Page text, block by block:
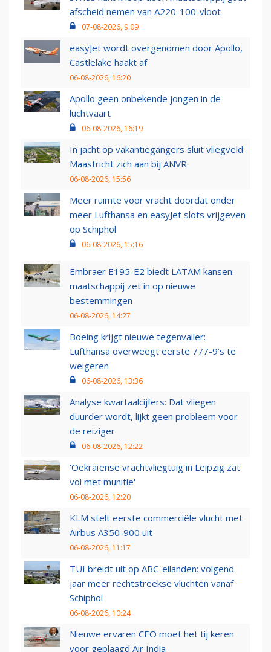
afscheid nemen van A220-100-vloot
07-08-2026, 9:09
easyJet wordt overgenomen door Apollo,
Castlelake haakt af
06-08-2026, 16:20
Apollo geen onbekende jongen in de
luchtvaart
06-08-2026, 16:19
In jacht op vakantiegangers sluit vliegveld
Maastricht zich aan bij ANVR
06-08-2026, 15:56
Meer ruimte voor vracht doordat onder
meer Lufthansa en easyJet slots vrijgeven
op Schiphol
06-08-2026, 15:16
Embraer E195-E2 biedt LATAM kansen:
maatschappij zet in op nieuwe
bestemmingen
06-08-2026, 14:27
Boeing krijgt nieuwe tegenvaller:
Lufthansa overweegt eerste 777-9’s te
weigeren
06-08-2026, 13:36
Analyse kwartaalcijfers: Dat vliegen
duurder wordt, lijkt geen probleem voor
de reiziger
06-08-2026, 12:22
'Oekraïense vrachtvliegtuig in Leipzig zat
vol met munitie'
06-08-2026, 12:20
KLM stelt eerste commerciële vlucht met
Airbus A350-900 uit
06-08-2026, 11:17
TUI breidt uit op ABC-eilanden: volgend
jaar meer rechtstreekse vluchten vanaf
Schiphol
06-08-2026, 10:24
Nieuwe ervaren CEO moet het tij keren
voor geplaagd Air India